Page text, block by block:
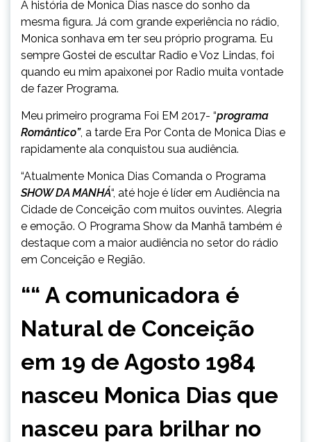
A história de Monica Dias nasce do sonho da
mesma figura. Já com grande experiência no rádio,
Monica sonhava em ter seu próprio programa. Eu
sempre Gostei de escultar Radio e Voz Lindas, foi
quando eu mim apaixonei por Radio muita vontade
de fazer Programa.
Meu primeiro programa Foi EM 2017- “programa
Romântico”, a tarde Era Por Conta de Monica Dias e
rapidamente ala conquistou sua audiência.
“Atualmente Monica Dias Comanda o Programa
SHOW DA MANHÁ“, até hoje é líder em Audiência na
Cidade de Conceição com muitos ouvintes. Alegria
e emoção. O Programa Show da Manhã também é
destaque com a maior audiência no setor do rádio
em Conceição e Região.
““ A comunicadora é
Natural de Conceição
em 19 de Agosto 1984
nasceu Monica Dias que
nasceu para brilhar no